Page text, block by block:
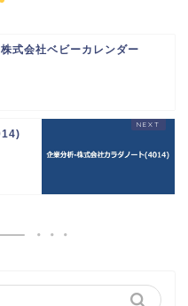
式会社ベビーカレンダー